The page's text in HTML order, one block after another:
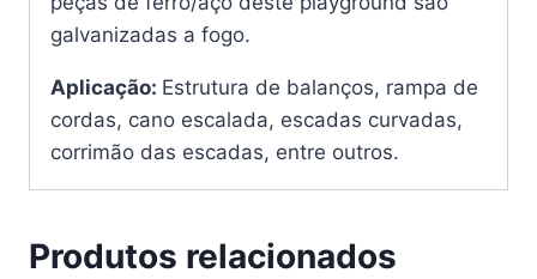
galvanizadas a fogo.
Aplicação: Estrutura de balanços, rampa de
cordas, cano escalada, escadas curvadas,
corrimão das escadas, entre outros.
Produtos relacionados